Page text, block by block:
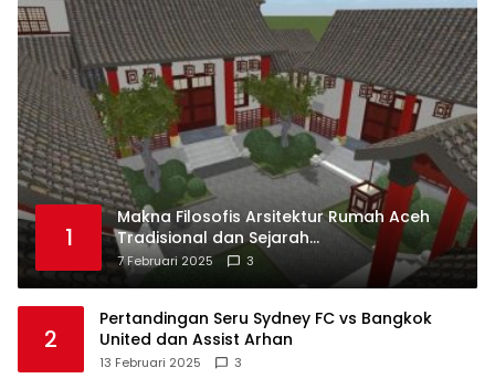
1
Makna Filosofis Arsitektur Rumah Aceh
Tradisional dan Sejarah
Perkembangannya
7 Februari 2025 3
2
Pertandingan Seru Sydney FC vs Bangkok
United dan Assist Arhan
13 Februari 2025 3